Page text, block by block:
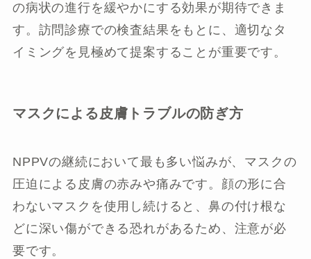
の病状の進行を緩やかにする効果が期待できま
す。訪問診療での検査結果をもとに、適切なタ
イミングを見極めて提案することが重要です。
マスクによる皮膚トラブルの防ぎ方
NPPVの継続において最も多い悩みが、マスクの
圧迫による皮膚の赤みや痛みです。顔の形に合
わないマスクを使用し続けると、鼻の付け根な
どに深い傷ができる恐れがあるため、注意が必
要です。